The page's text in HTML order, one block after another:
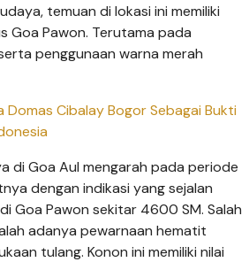
temuan di lokasi ini memiliki
Goa Pawon. Terutama pada
penggunaan warna merah
Domas Cibalay Bogor Sebagai Bukti
di Goa Aul mengarah pada periode
dengan indikasi yang sejalan
Goa Pawon sekitar 4600 SM. Salah
adanya pewarnaan hematit
tulang. Konon ini memiliki nilai